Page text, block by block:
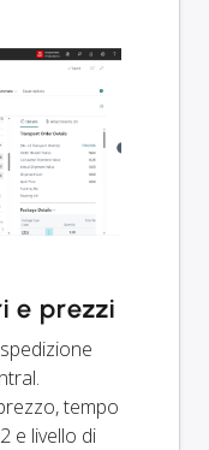
e prezzi
tempo
e livello di